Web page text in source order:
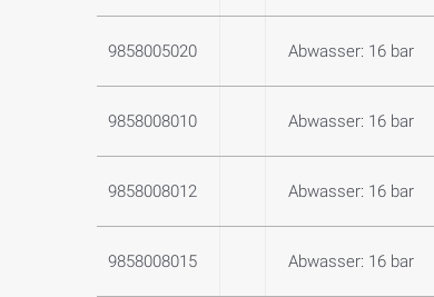
9858005020 Abwasser: 16 bar
9858008010 Abwasser: 16 bar
9858008012 Abwasser: 16 bar
9858008015 Abwasser: 16 bar